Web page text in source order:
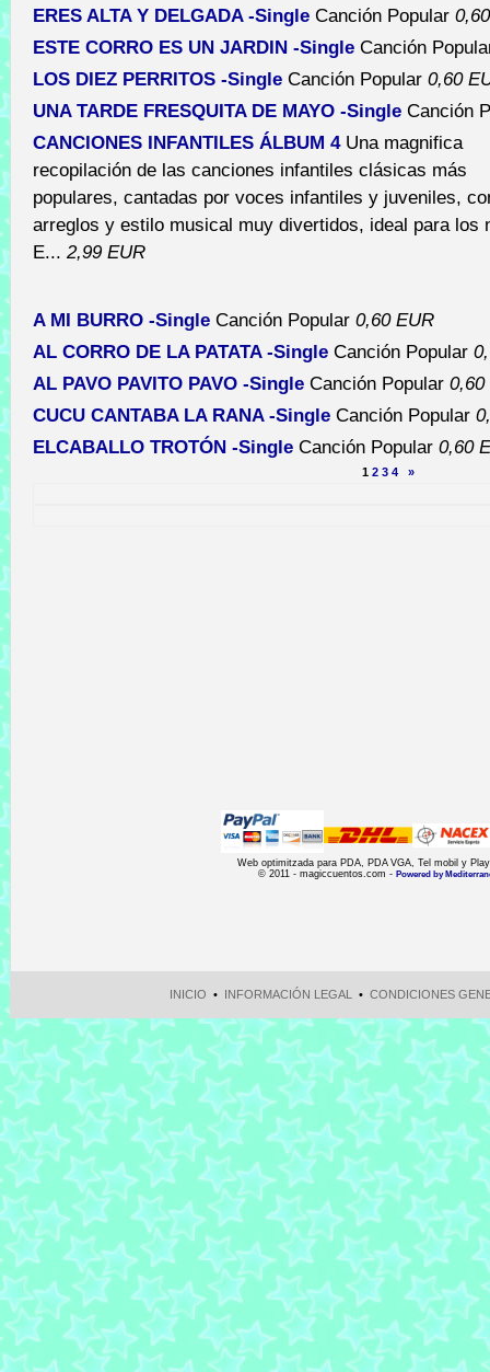
ERES ALTA Y DELGADA -Single Canción Popular
ESTE CORRO ES UN JARDIN -Single Canción
LOS DIEZ PERRITOS -Single Canción Popular 0,60
UNA TARDE FRESQUITA DE MAYO -Single Canción
CANCIONES INFANTILES ÁLBUM 4Una magnifica
recopilación de las canciones infantiles clásicas más
populares, cantadas por voces infantiles y juveniles,
arreglos y estilo musical muy divertidos, ideal para los
E... 2,99 EUR
A MI BURRO -Single Canción Popular 0,60 EUR
AL CORRO DE LA PATATA -Single Canción Popular
AL PAVO PAVITO PAVO -Single Canción Popular 0,60
CUCU CANTABA LA RANA -Single Canción Popular
ELCABALLO TROTÓN -Single Canción Popular 0,60
1 2 3 4 »
Web optimitzada para PDA, PDA VGA, Tel mobil y
© 2011 - magiccuentos.com - Powered by
INICIO • INFORMACIÓN LEGAL • CONDICIONES